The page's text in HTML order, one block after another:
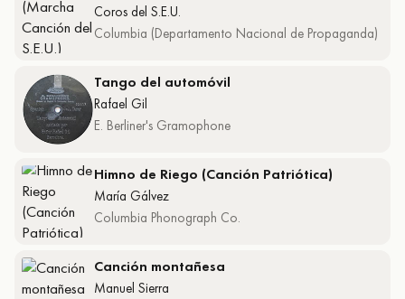
Coros del S.E.U.
Columbia (Departamento Nacional de Propaganda)
Tango del automóvil
Rafael Gil
E. Berliner's Gramophone
Himno de Riego (Canción Patriótica)
María Gálvez
Columbia Phonograph Co.
Canción montañesa
Manuel Sierra